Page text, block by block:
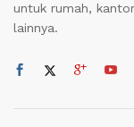
untuk rumah,
lainnya.